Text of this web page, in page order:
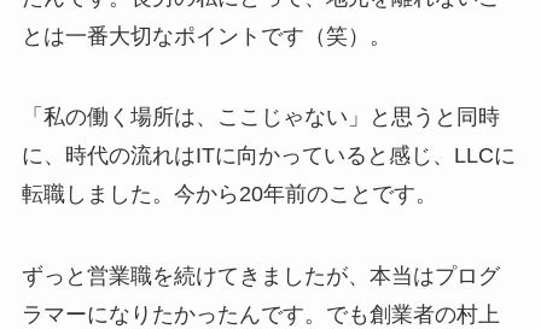
とは一番大切なポイントです（笑）。
「私の働く場所は、ここじゃない」と思うと同時
に、時代の流れはITに向かっていると感じ、LLCに
転職しました。今から20年前のことです。
ずっと営業職を続けてきましたが、本当はプログ
ラマーになりたかったんです。でも創業者の村上